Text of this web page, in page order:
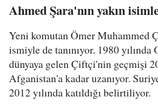
Ahmed Şara'nın yakın
Yeni komutan Ömer Muhammed
ismiyle de tanınıyor. 1980
dünyaya gelen Çiftçi'nin geçmişi
Afganistan'a kadar uzanıyor.
2012 yılında katıldığı belirtiliyor.